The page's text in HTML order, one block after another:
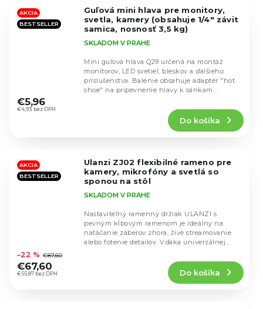
hviezdičiek.
AKCIA
BESTSELLER
Guľová mini hlava pre monitory,
svetla, kamery (obsahuje 1/4" závit
samica, nosnosť 3,5 kg)
hodnotenie
produktu
hviezdičiek.
SKLADOM V PRAHE
€4,93 bez DPH
€5,96
Do košíka
Mini guľová hlava Q29 určená na montáž
monitorov, LED svetiel, bleskov a ďalšieho
príslušenstva. Balenie obsahuje adaptér "hot
shoe" na pripevnenie hlavy k sánkam
AKCIA
BESTSELLER
Ulanzi ZJ02 flexibilné rameno pre
kamery, mikrofóny a svetlá so
sponou na stôl
hodnotenie
produktu
je
SKLADOM V PRAHE
€55,87 bez DPH
–22 % €87,60
€67,60
Do košíka
Nastaviteľný ramenný držiak ULANZI s
pevným kĺbovým ramenom je ideálny na
natáčanie záberov zhora, živé streamovanie
alebo fotenie detailov. Vďaka univerzálnej